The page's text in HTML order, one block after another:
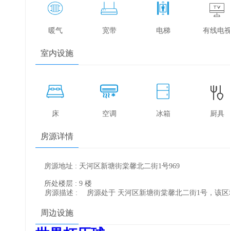
暖气 宽带 电梯 有线电
室内设施
床 空调 冰箱 厨具
房源详情
房源地址 : 天河区新塘街棠馨北二街1号969
所处楼层 : 9 楼
房源描述 :
房源处于 天河区新塘街棠馨北二街1号，该
周边设施